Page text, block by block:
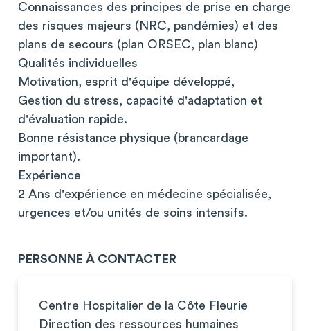
Connaissances des principes de prise en charge
des risques majeurs (NRC, pandémies) et des
plans de secours (plan ORSEC, plan blanc)
Qualités individuelles
Motivation, esprit d'équipe développé,
Gestion du stress, capacité d'adaptation et
d'évaluation rapide.
Bonne résistance physique (brancardage
important).
Expérience
2 Ans d'expérience en médecine spécialisée,
urgences et/ou unités de soins intensifs.
PERSONNE À CONTACTER
Centre Hospitalier de la Côte Fleurie
Direction des ressources humaines